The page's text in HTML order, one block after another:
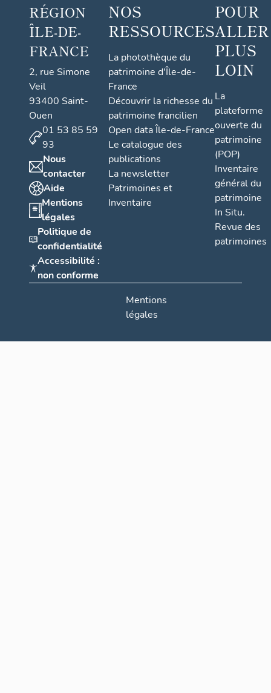
RÉGION
ÎLE-DE-
FRANCE
2, rue Simone
Veil
93400 Saint-
Ouen
01 53 85 59
93
Nous
contacter
Aide
Mentions
légales
Politique de
confidentialité
Accessibilité :
non conforme
NOS
RESSOURCES
La photothèque du
patrimoine d'Île-de-
France
Découvrir la richesse du
patrimoine francilien
Open data Île-de-France
Le catalogue des
publications
La newsletter
Patrimoines et
Inventaire
POUR
ALLER
PLUS
LOIN
La
plateforme
ouverte du
patrimoine
(POP)
Inventaire
général du
patrimoine
In Situ.
Revue des
patrimoines
Mentions
légales